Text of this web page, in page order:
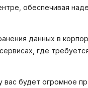
обеспечивая
данных в
где
будет огромное